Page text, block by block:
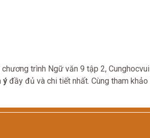
trình Ngữ văn 9 tập 2,
ý đầy đủ và chi tiết nhất. Cùng tham